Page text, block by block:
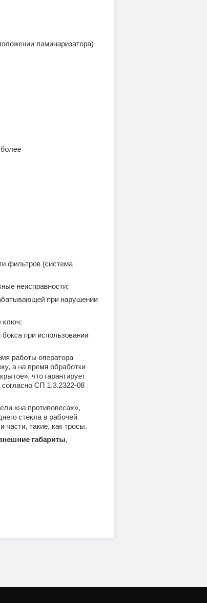
ламинаризатора)
не более
фильтров (система
неисправности;
при нарушении
ключ;
при использовании
работы оператора
а на время обработки
что гарантирует
СП 1.3.2322-08
«на противовесах»,
стекла в рабочей
такие, как тросы.
габариты,